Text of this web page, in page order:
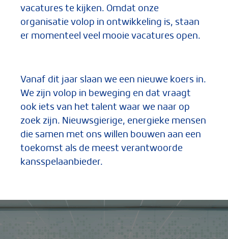
vacatures te kijken. Omdat onze
organisatie volop in ontwikkeling is, staan
er momenteel veel mooie vacatures open.
Vanaf dit jaar slaan we een nieuwe koers in.
We zijn volop in beweging en dat vraagt
ook iets van het talent waar we naar op
zoek zijn. Nieuwsgierige, energieke mensen
die samen met ons willen bouwen aan een
toekomst als de meest verantwoorde
kansspelaanbieder.